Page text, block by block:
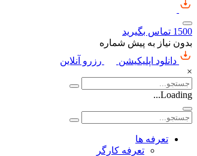
1500 تماس بگیرید
بدون نیاز به پیش شماره
دانلود اپلیکیشن
رزرو آنلاین
×
Loading...
تعرفه ها
تعرفه کارگر